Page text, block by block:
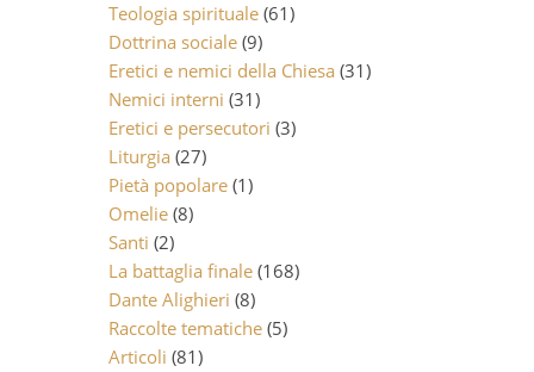
Teologia spirituale (61)
Dottrina sociale (9)
Eretici e nemici della Chiesa (31)
Nemici interni (31)
Eretici e persecutori (3)
Liturgia (27)
Pietà popolare (1)
Omelie (8)
Santi (2)
La battaglia finale (168)
Dante Alighieri (8)
Raccolte tematiche (5)
Articoli (81)